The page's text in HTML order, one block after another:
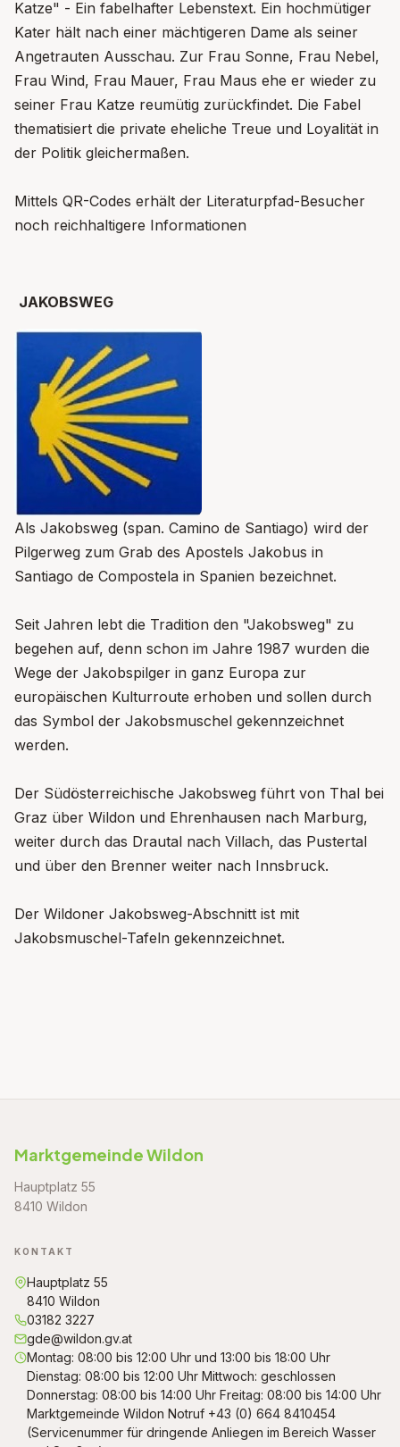
Katze" - Ein fabelhafter Lebenstext. Ein hochmütiger
Kater hält nach einer mächtigeren Dame als seiner
Angetrauten Ausschau. Zur Frau Sonne, Frau Nebel,
Frau Wind, Frau Mauer, Frau Maus ehe er wieder zu
seiner Frau Katze reumütig zurückfindet. Die Fabel
thematisiert die private eheliche Treue und Loyalität in
der Politik gleichermaßen.
Mittels QR-Codes erhält der Literaturpfad-Besucher
noch reichhaltigere Informationen
JAKOBSWEG
Als Jakobsweg (span. Camino de Santiago) wird der
Pilgerweg zum Grab des Apostels Jakobus in
Santiago de Compostela in Spanien bezeichnet.
Seit Jahren lebt die Tradition den "Jakobsweg" zu
begehen auf, denn schon im Jahre 1987 wurden die
Wege der Jakobspilger in ganz Europa zur
europäischen Kulturroute erhoben und sollen durch
das Symbol der Jakobsmuschel gekennzeichnet
werden.
Der Südösterreichische Jakobsweg führt von Thal bei
Graz über Wildon und Ehrenhausen nach Marburg,
weiter durch das Drautal nach Villach, das Pustertal
und über den Brenner weiter nach Innsbruck.
Der Wildoner Jakobsweg-Abschnitt ist mit
Jakobsmuschel-Tafeln gekennzeichnet.
Marktgemeinde Wildon
Hauptplatz 55
8410 Wildon
KONTAKT
Hauptplatz 55
8410 Wildon
03182 3227
gde@wildon.gv.at
Montag: 08:00 bis 12:00 Uhr und 13:00 bis 18:00 Uhr
Dienstag: 08:00 bis 12:00 Uhr Mittwoch: geschlossen
Donnerstag: 08:00 bis 14:00 Uhr Freitag: 08:00 bis 14:00 Uhr
Marktgemeinde Wildon Notruf +43 (0) 664 8410454
(Servicenummer für dringende Anliegen im Bereich Wasser